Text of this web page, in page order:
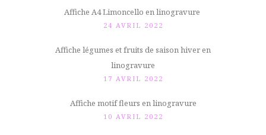
Affiche A4 Limoncello en linogravure
24 AVRIL 2022
Affiche légumes et fruits de saison hiver en
linogravure
17 AVRIL 2022
Affiche motif fleurs en linogravure
10 AVRIL 2022